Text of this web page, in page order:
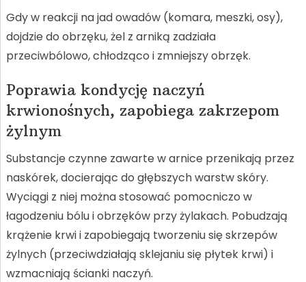
Gdy w reakcji na jad owadów (komara, meszki, osy),
dojdzie do obrzęku, żel z arniką zadziała
przeciwbólowo, chłodząco i zmniejszy obrzęk.
Poprawia kondycję naczyń
krwionośnych, zapobiega zakrzepom
żylnym
Substancje czynne zawarte w arnice przenikają przez
naskórek, docierając do głębszych warstw skóry.
Wyciągi z niej można stosować pomocniczo w
łagodzeniu bólu i obrzęków przy żylakach. Pobudzają
krążenie krwi i zapobiegają tworzeniu się skrzepów
żylnych (przeciwdziałają sklejaniu się płytek krwi) i
wzmacniają ścianki naczyń.